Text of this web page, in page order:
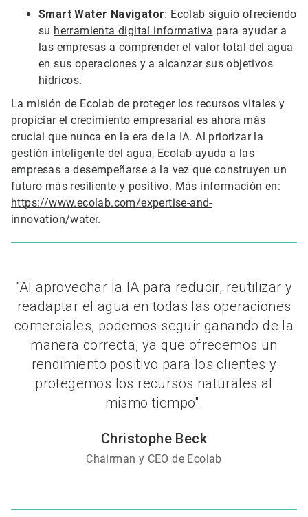
Smart Water Navigator: Ecolab siguió ofreciendo
su herramienta digital informativa para ayudar a
las empresas a comprender el valor total del agua
en sus operaciones y a alcanzar sus objetivos
hídricos.
La misión de Ecolab de proteger los recursos vitales y
propiciar el crecimiento empresarial es ahora más
crucial que nunca en la era de la IA. Al priorizar la
gestión inteligente del agua, Ecolab ayuda a las
empresas a desempeñarse a la vez que construyen un
futuro más resiliente y positivo. Más información en:
https://www.ecolab.com/expertise-and-
innovation/water.
"Al aprovechar la IA para reducir, reutilizar y
readaptar el agua en todas las operaciones
comerciales, podemos seguir ganando de la
manera correcta, ya que ofrecemos un
rendimiento positivo para los clientes y
protegemos los recursos naturales al
mismo tiempo".
Christophe Beck
Chairman y CEO de Ecolab